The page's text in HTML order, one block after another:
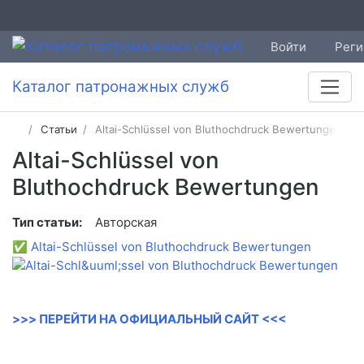
Войти
Каталог патронажных служб
Статьи Altai-Schlüssel von Bluthochdruck Bewertungen
Altai-Schlüssel von
Bluthochdruck Bewertungen
Тип статьи:
Авторская
✅ Altai-Schlüssel von Bluthochdruck Bewertungen
>>> ПЕРЕЙТИ НА ОФИЦИАЛЬНЫЙ САЙТ <<<